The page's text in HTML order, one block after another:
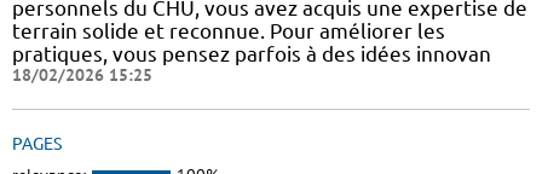
personnels du CHU, vous avez acquis une expertise de
terrain solide et reconnue. Pour améliorer les
pratiques, vous pensez parfois à des idées innovan
18/02/2026 15:25
PAGES